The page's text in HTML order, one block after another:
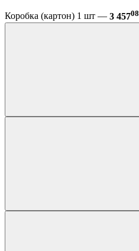
Коробка (картон) 1 шт — 3 45708